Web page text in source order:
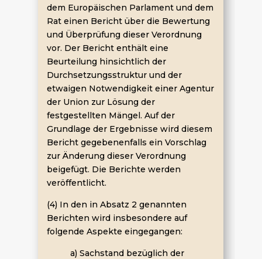
dem Europäischen Parlament und dem
Rat einen Bericht über die Bewertung
und Überprüfung dieser Verordnung
vor. Der Bericht enthält eine
Beurteilung hinsichtlich der
Durchsetzungsstruktur und der
etwaigen Notwendigkeit einer Agentur
der Union zur Lösung der
festgestellten Mängel. Auf der
Grundlage der Ergebnisse wird diesem
Bericht gegebenenfalls ein Vorschlag
zur Änderung dieser Verordnung
beigefügt. Die Berichte werden
veröffentlicht.
(4) In den in Absatz 2 genannten
Berichten wird insbesondere auf
folgende Aspekte eingegangen:
a) Sachstand bezüglich der